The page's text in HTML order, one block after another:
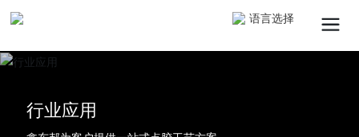
语言选择
搜索
行业应用